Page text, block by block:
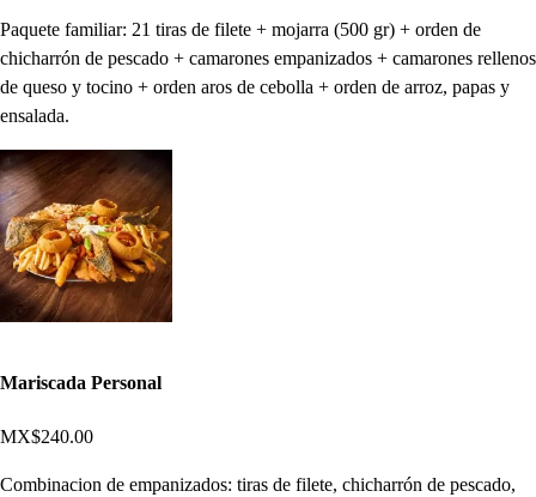
Paquete familiar: 21 tiras de filete + mojarra (500 gr) + orden de
chicharrón de pescado + camarones empanizados + camarones rellenos
de queso y tocino + orden aros de cebolla + orden de arroz, papas y
ensalada.
Mariscada Personal
MX$240.00
Combinacion de empanizados: tiras de filete, chicharrón de pescado,